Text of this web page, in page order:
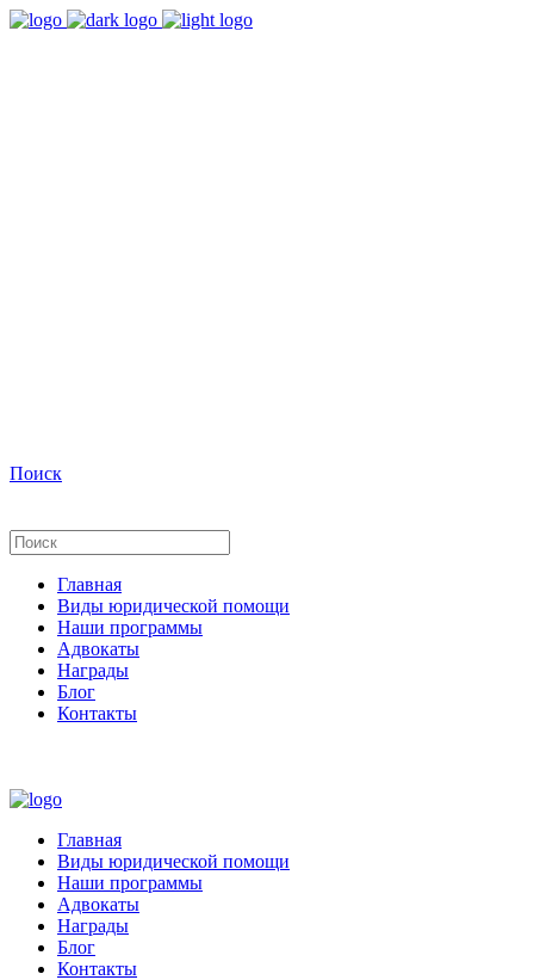
Поиск
Главная
Виды юридической помощи
Наши программы
Адвокаты
Награды
Блог
Контакты
Главная
Виды юридической помощи
Наши программы
Адвокаты
Награды
Блог
Контакты